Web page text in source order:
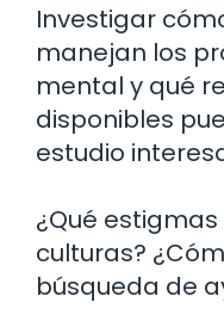
Investigar
manejan los
mental y qué
disponibles
estudio
¿Qué
culturas?
búsqueda de